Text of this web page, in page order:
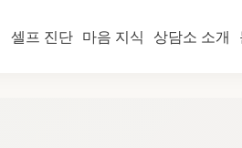
셀프 진단 마음 지식 상담소 소개